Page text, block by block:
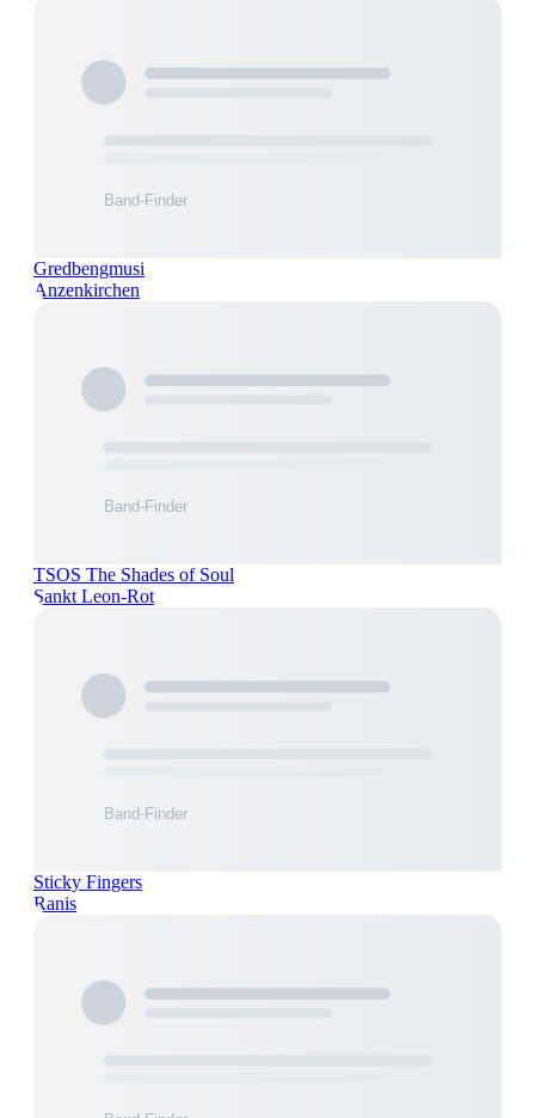
Gredbengmusi
Anzenkirchen
TSOS The Shades of Soul
Sankt Leon-Rot
Sticky Fingers
Ranis